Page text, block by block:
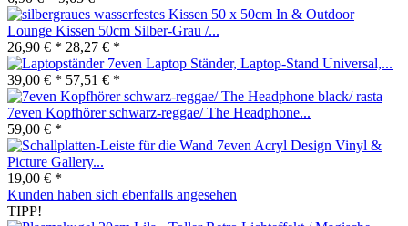
In & Outdoor
Lounge Kissen 50cm Silber-Grau /...
26,90 € * 28,27 € *
7even Laptop Ständer, Laptop-Stand Universal,...
39,00 € * 57,51 € *
7even Kopfhörer schwarz-reggae/ The Headphone...
59,00 € *
7even Acryl Design Vinyl &
Picture Gallery...
19,00 € *
Kunden haben sich ebenfalls angesehen
TIPP!